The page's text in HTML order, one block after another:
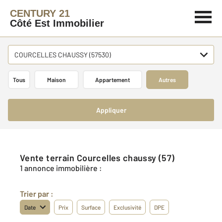
CENTURY 21
Côté Est Immobilier
COURCELLES CHAUSSY (57530)
Tous Maison Appartement Autres
Appliquer
Vente terrain Courcelles chaussy (57)
1 annonce immobilière :
Trier par :
Date Prix Surface Exclusivité DPE